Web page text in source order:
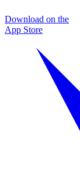
Download on the
App Store